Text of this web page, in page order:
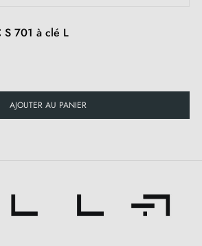
S 701 à clé L
AJOUTER AU PANIER